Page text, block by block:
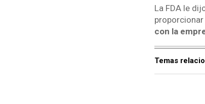
La FDA le
con la
Temas